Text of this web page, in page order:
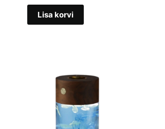
Lisa korvi